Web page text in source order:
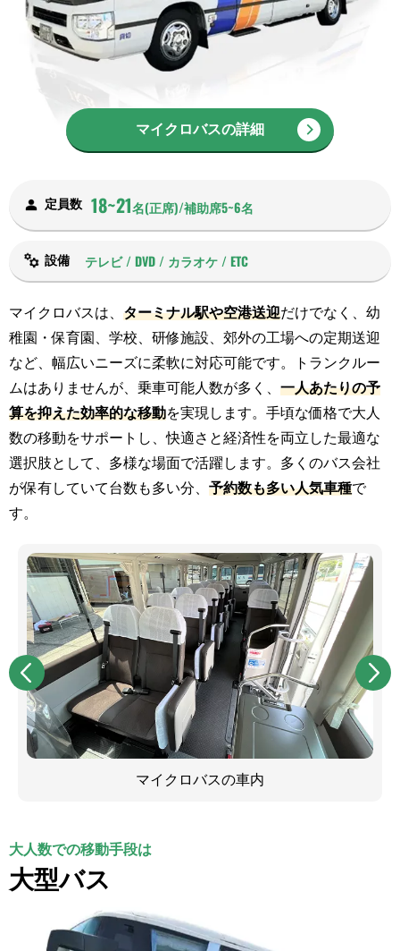
マイクロバスの詳細
定員数 18~21名(正席)/補助席5~6名
設備 テレビ / DVD / カラオケ / ETC
マイクロバスは、 ターミナル駅や空港送迎だけでなく、幼
稚園・保育園、学校、研修施設、郊外の工場への定期送迎
など、幅広いニーズに柔軟に対応可能です。トランクルー
ムはありませんが、乗車可能人数が多く、 一人あたりの予
算を抑えた効率的な移動を実現します。手頃な価格で大人
数の移動をサポートし、快適さと経済性を両立した最適な
選択肢として、多様な場面で活躍します。多くのバス会社
が保有していて台数も多い分、 予約数も多い人気車種で
す。
マイクロバスの車内
大人数での移動手段は
大型バス